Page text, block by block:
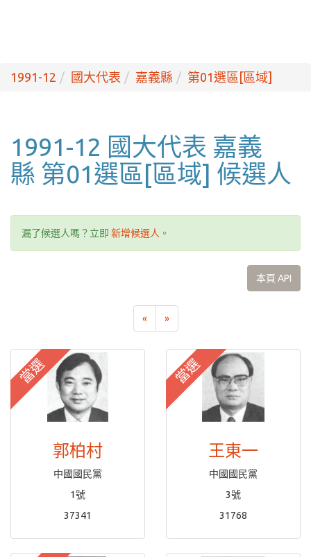
1991-12 國大代表 嘉義縣 第01選區[區域]
1991-12 國大代表 嘉義
縣 第01選區[區域] 候選人
漏了候選人嗎？立即 新增候選人 。
本頁 API
« »
當選
郭柏村
中國國民黨
1號
37341
當選
王東一
中國國民黨
3號
31768